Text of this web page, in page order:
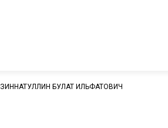
ЗИННАТУЛЛИН БУЛАТ ИЛЬФАТОВИЧ